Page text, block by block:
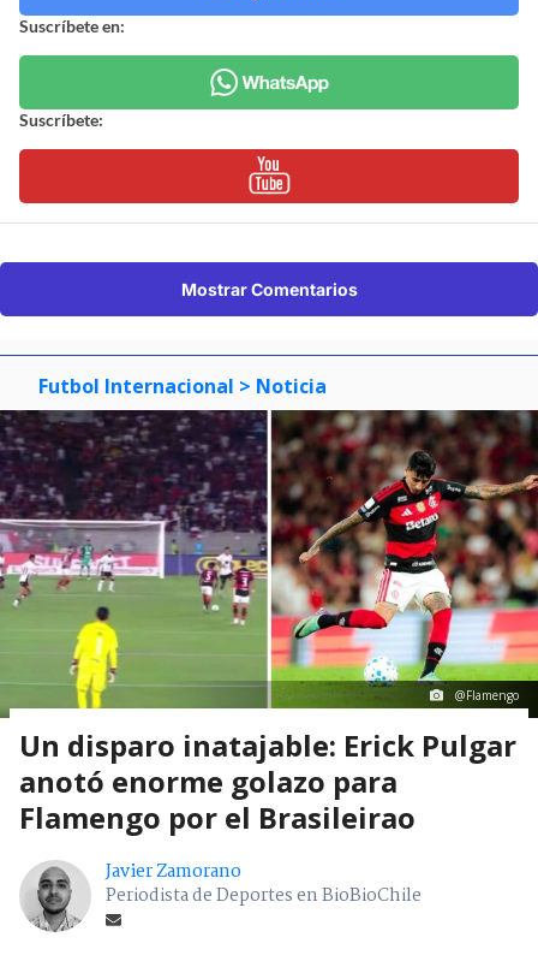
Suscríbete en:
Suscríbete:
Mostrar Comentarios
Futbol Internacional > Noticia
@Flamengo
Un disparo inatajable: Erick Pulgar
anotó enorme golazo para
Flamengo por el Brasileirao
Javier Zamorano
Periodista de Deportes en BioBioChile